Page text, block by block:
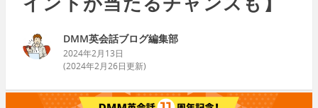
DMM英会話ブログ編集部
2024年2月13日
(2024年2月26日更新)